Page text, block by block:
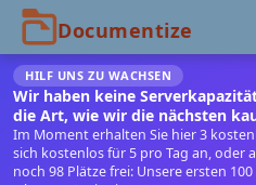
HILF UNS ZU WACHSEN
Wir haben keine
die Art, wie wir die nächsten
Im Moment erhalten Sie hier 3
sich kostenlos für 5 pro Tag an, oder
noch 98 Plätze frei: Unsere ersten